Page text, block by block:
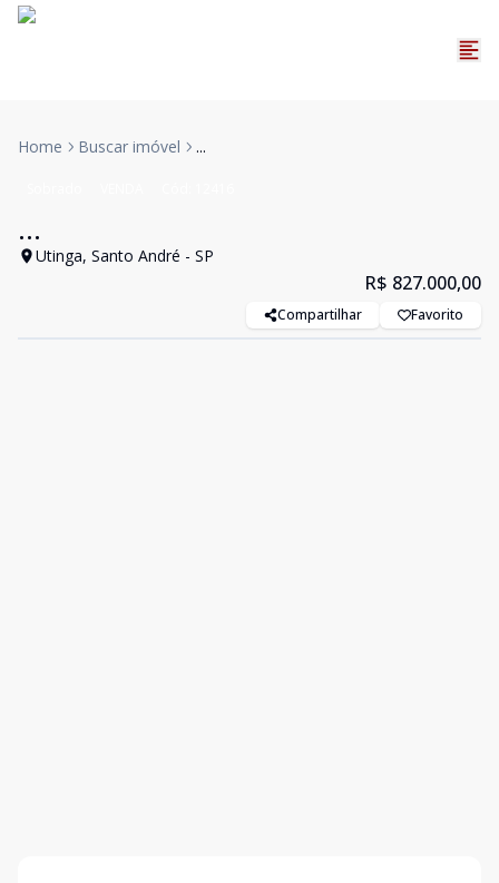
Home Buscar imóvel ...
...
Utinga, Santo André - SP
R$ 827.000,00
Compartilhar Favorito